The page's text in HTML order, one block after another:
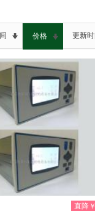
价格 更新
直降